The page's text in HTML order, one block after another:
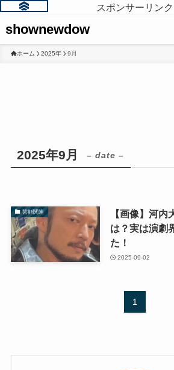
スポンサーリンク
shownewdow
ホーム 2025年 9月
2025年9月 – date –
芸能関連
【画像】河内
は？実は演劇
た！
2025-09-02
1